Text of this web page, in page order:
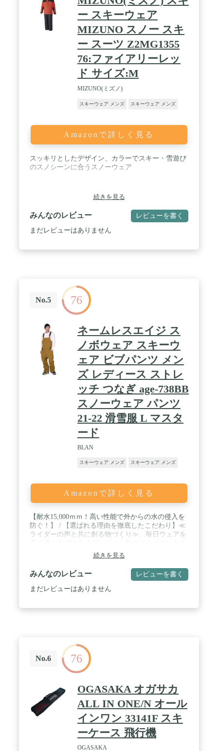
ー スキーウェア
MIZUNO スノー スキ
ー スーツ Z2MG1355
76:ファイアリーレッ
ド サイズ:M
MIZUNO(ミズノ)
スキーウェア メンズ スキーウェア メンズ
Amazonで詳しく見る
スッキリとしたデザイン、カラーでスキー・雪遊び
のスノシーンに合うスノーウェア
続きを見る
みんなのレビュー レビューを書く
まだレビューはありません
No.5 76
ネームレスエイジ ス
ノボウェア スキーウ
ェア ビブパンツ メン
ズ レディース ストレ
ッチ つなぎ age-738BB
スノーウェア パンツ
21-22 滑雪服 L マスタ
ード
BLAN
スキーウェア メンズ スキーウェア メンズ
Amazonで詳しく見る
【耐水15,000ｍｍ！高い性能で外からの水の侵入を
防ぐ！】 / 【選ばれる理由を徹底したこだわり】≪
ライダーの声と共に創る物づくり≫…毎日ウェアを
機能に反映。丁寧なもの作りの姿勢で高品質な一枚
を。≪高品質を支えるパートナーシップ≫…現地工
場の長期的提携によりコストと供給の安定。日本式
の技術指導の徹底によるスキル向上で高品質を実
現。最高の一着をお客様のもとへ。≪素材へのこだ
が可能な肩ベルト。前後のどちらからもアクセス出
来るため、もたつかず素早い着替えが可能。2WAY
での着用も可能なので、気分や着こなしに合わせて
自由自在。【ストレッチ素材】ライディング時や屈
伸時がとにかく楽なストレッチ素材でストレスフリ
ーを実現。快適な穿き心地と共に耐水圧15000ｍｍ
で雪などの染み込みにも安心。ツイルの素材感も味
わえるハイスペックなウェアの登場。 / 【注意】ビ
ブパンツ単品の販売になります。ジャケット/ゴーグ
ル/グローブ等は付属致しませんので、予めご了承く
続きを見る
みんなのレビュー レビューを書く
まだレビューはありません
No.6 76
OGASAKA オガサカ
ALL IN ONE/N オール
インワン 33141F スキ
ーケース 飛行機
OGASAKA